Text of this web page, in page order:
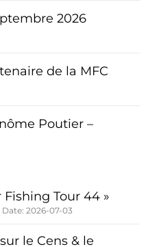
2026
de la MFC
Poutier –
Tour 44 »
Date: 2026-07-03
le Cens & le